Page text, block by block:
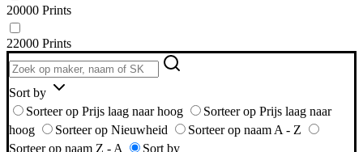
20000 Prints
22000 Prints
Sort by
Sorteer op Prijs laag naar hoog
Sorteer op Prijs laag naar
hoog
Sorteer op Nieuwheid
Sorteer op naam A - Z
Sorteer op naam Z - A
Sort by